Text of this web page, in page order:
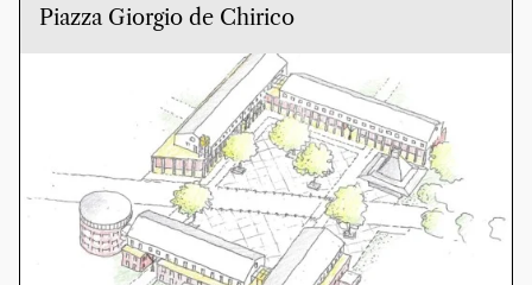
Piazza Giorgio de Chirico